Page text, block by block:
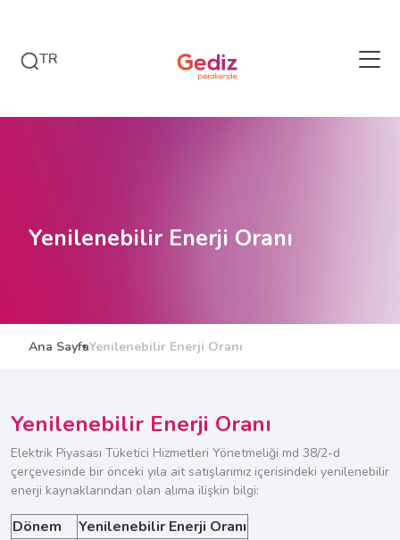
TR
Yenilenebilir Enerji Oranı
Ana SayfaYenilenebilir Enerji Oranı
Yenilenebilir Enerji Oranı
Elektrik Piyasası Tüketici Hizmetleri Yönetmeliği md 38/2-d
çerçevesinde bir önceki yıla ait satışlarımız içerisindeki yenilenebilir
enerji kaynaklarından olan alıma ilişkin bilgi:
Dönem
Yenilenebilir Enerji Oranı